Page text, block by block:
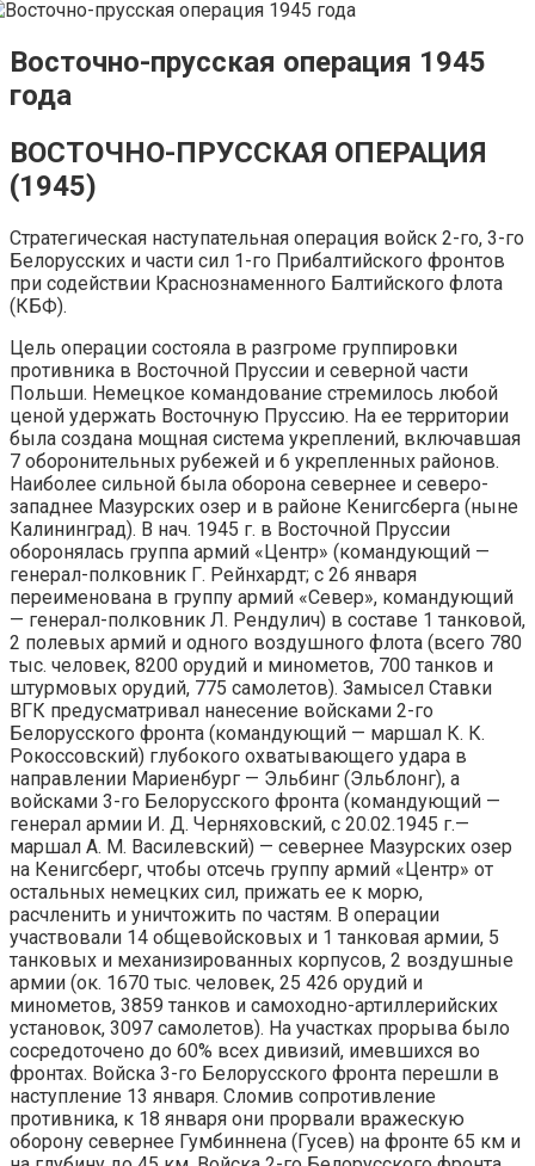
Восточно-прусская операция 1945
года
ВОСТОЧНО-ПРУССКАЯ ОПЕРАЦИЯ
(1945)
Стратегическая наступательная операция войск 2-го, 3-го
Белорусских и части сил 1-го Прибалтийского фронтов
при содействии Краснознаменного Балтийского флота
(КБФ).
Цель операции состояла в разгроме группировки
противника в Восточной Пруссии и северной части
Польши. Немецкое командование стремилось любой
ценой удержать Восточную Пруссию. На ее территории
была создана мощная система укреплений, включавшая
7 оборонительных рубежей и 6 укрепленных районов.
Наиболее сильной была оборона севернее и северо-
западнее Мазурских озер и в районе Кенигсберга (ныне
Калининград). В нач. 1945 г. в Восточной Пруссии
оборонялась группа армий «Центр» (командующий —
генерал-полковник Г. Рейнхардт; с 26 января
переименована в группу армий «Север», командующий
— генерал-полковник Л. Рендулич) в составе 1 танковой,
2 полевых армий и одного воздушного флота (всего 780
тыс. человек, 8200 орудий и минометов, 700 танков и
штурмовых орудий, 775 самолетов). Замысел Ставки
ВГК предусматривал нанесение войсками 2-го
Белорусского фронта (командующий — маршал К. К.
Рокоссовский) глубокого охватывающего удара в
направлении Мариенбург — Эльбинг (Эльблонг), а
войсками 3-го Белорусского фронта (командующий —
генерал армии И. Д. Черняховский, с 20.02.1945 г.—
маршал А. М. Василевский) — севернее Мазурских озер
на Кенигсберг, чтобы отсечь группу армий «Центр» от
остальных немецких сил, прижать ее к морю,
расчленить и уничтожить по частям. В операции
участвовали 14 общевойсковых и 1 танковая армии, 5
танковых и механизированных корпусов, 2 воздушные
армии (ок. 1670 тыс. человек, 25 426 орудий и
минометов, 3859 танков и самоходно-артиллерийских
установок, 3097 самолетов). На участках прорыва было
сосредоточено до 60% всех дивизий, имевшихся во
фронтах. Войска 3-го Белорусского фронта перешли в
наступление 13 января. Сломив сопротивление
противника, к 18 января они прорвали вражескую
оборону севернее Гумбиннена (Гусев) на фронте 65 км и